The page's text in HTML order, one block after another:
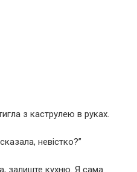
з каструлею в руках.
невістко?”
залиште кухню. Я сама